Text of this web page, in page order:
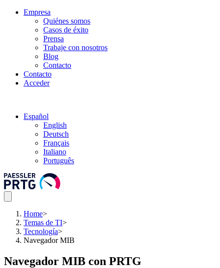
Empresa
Quiénes somos
Casos de éxito
Prensa
Trabaje con nosotros
Blog
Contacto
Contacto
Acceder
Español
English
Deutsch
Français
Italiano
Português
Home>
Temas de TI>
Tecnología>
Navegador MIB
Navegador MIB con PRTG